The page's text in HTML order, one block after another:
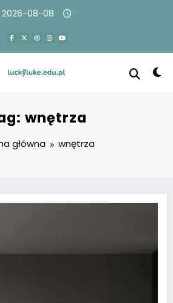
2026-08-08
wnętrza
główna wnętrza